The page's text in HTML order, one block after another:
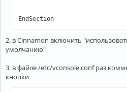
EndSection
2. в Cinnamon включить
умолчанию"
3. в файле /etc/vconsole.conf раз
кнопки